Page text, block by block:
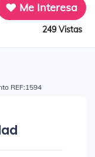
Me Interesa
249 Vistas
REF:1594